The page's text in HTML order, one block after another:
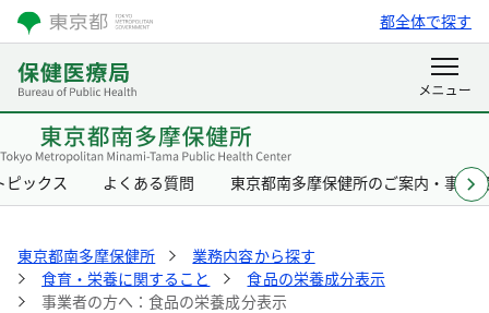
都全体で探す
ピックス よくある質問 東京都南多摩保健所のご案内・事業
東京都南多摩保健所
業務内容から探す
食育・栄養に関すること
食品の栄養成分表示
事業者の方へ：食品の栄養成分表示